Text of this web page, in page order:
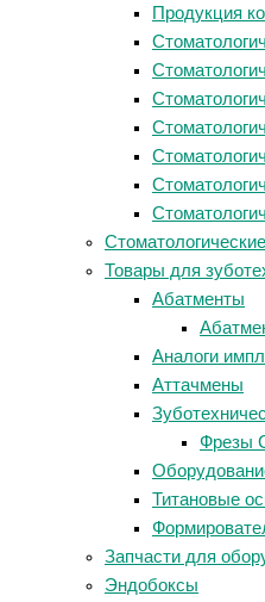
Продукция
Товары для
Абатменты
Аналоги
Аттачмены
Фрезы
Титановые
Запчасти для
Эндобоксы